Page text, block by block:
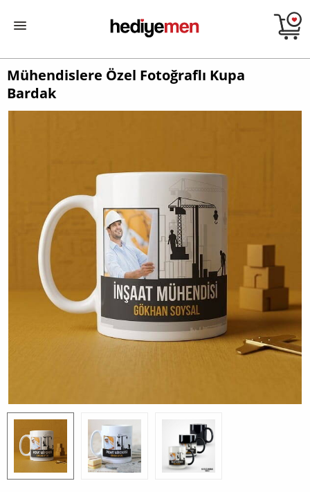
Mühendislere Özel Fotoğraflı Kupa
Bardak